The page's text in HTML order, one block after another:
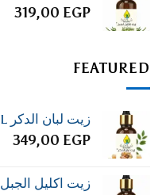
319,00 EGP
FEATURED
زيت لبان الدكر Frankincense Oil 10 ML
349,00 EGP
زيت اكليل الجبل Rosemary Oil 30ML